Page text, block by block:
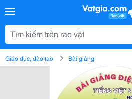
Giáo dục, đào tạo Bài giảng